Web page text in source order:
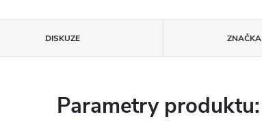
DISKUZE ZNAČKA
Parametry produktu: